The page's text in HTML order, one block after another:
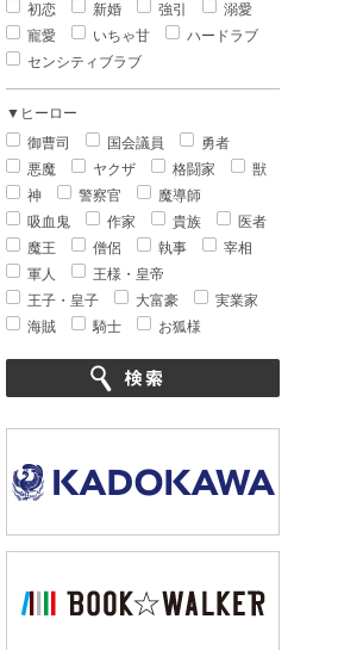
初恋
新婚 強引
溺愛
寵愛
いちゃ甘
ハードラブ
センシティブラブ
▼ヒーロー
御曹司
国会議員
勇者
悪魔
ヤクザ 格闘家
獣
神
警察官
魔導師
吸血鬼
作家 貴族
医者
魔王
僧侶 執事
宰相
軍人
王様・皇帝
王子・皇子
大富豪
実業家
海賊
騎士 お狐様